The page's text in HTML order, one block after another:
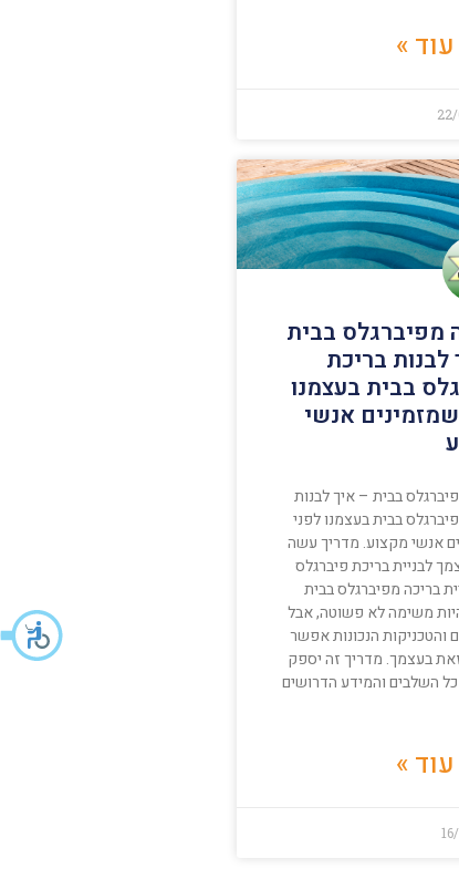
»
מפיברגלס בבית
לבנות בריכת
בבית בעצמנו
אנשי
בבית – איך לבנות
בבית בעצמנו לפני
אנשי מקצוע. מדריך עשה
לבניית בריכת פיברגלס
בריכה מפיברגלס בבית
משימה לא פשוטה, אבל
והטכניקות הנכונות אפשר
בעצמך. מדריך זה יספק
השלבים והמידע הדרושים
»